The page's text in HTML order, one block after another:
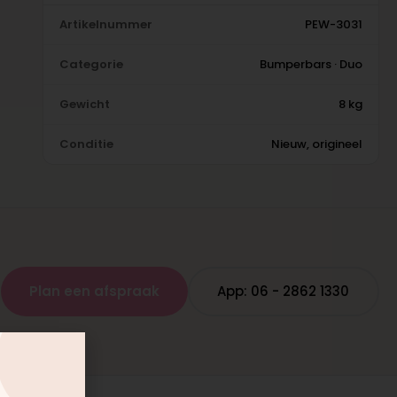
Artikelnummer PEW-3031
Categorie Bumperbars · Duo
Gewicht 8 kg
Conditie Nieuw, origineel
App: 06 - 2862 1330